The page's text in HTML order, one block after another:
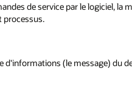
de service par le logiciel, la
processus.
(le message) du